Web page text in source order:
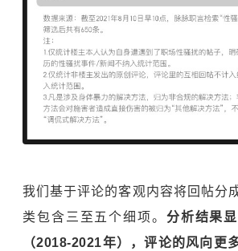
我们基于评论的客观内容将回帖分
类包含三至五个细项。 分析结果
（2018-2021年），评论的风向更